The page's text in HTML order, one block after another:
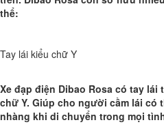
thể:
Tay lái kiểu chữ Y
Xe đạp điện Dibao Rosa có tay
chữ Y. Giúp cho người cầm lái có
nhàng khi di chuyển trong mọi